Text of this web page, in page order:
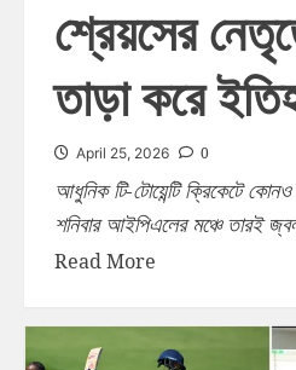
শ্রেয়সের
তাড়া করে
April 25, 2026 0
আধুনিক টি-টোয়েন্টি ক্রিকেটে
শনিবার আইপিএলের মঞ্চে তারই
Read More